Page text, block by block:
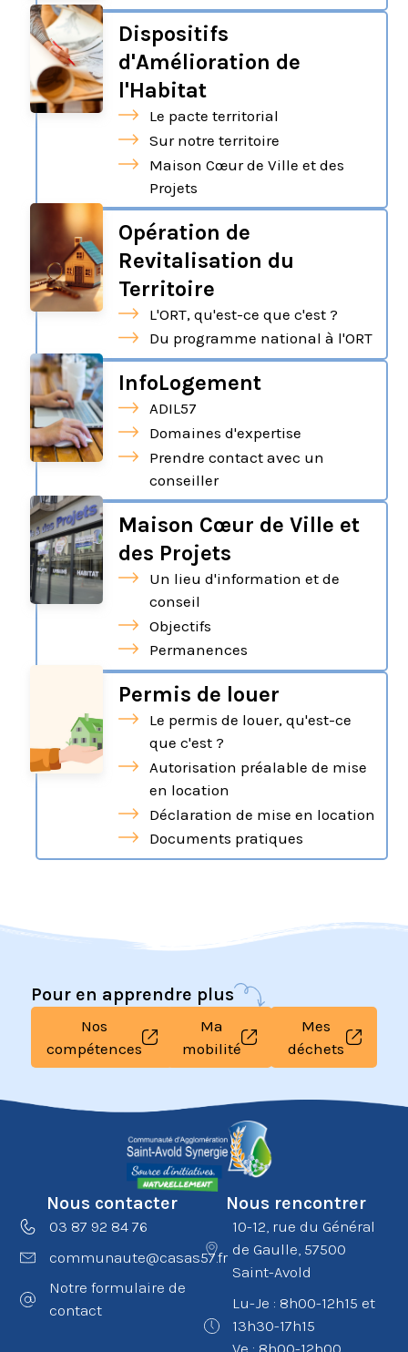
Dispositifs
d'Amélioration de
l'Habitat
Le pacte territorial
Sur notre territoire
Maison Cœur de Ville et des
Projets
Opération de
Revitalisation du
Territoire
L'ORT, qu'est-ce que c'est ?
Du programme national à l'ORT
InfoLogement
ADIL57
Domaines d'expertise
Prendre contact avec un
conseiller
Maison Cœur de Ville et
des Projets
Un lieu d'information et de
conseil
Objectifs
Permanences
Permis de louer
Le permis de louer, qu'est-ce
que c'est ?
Autorisation préalable de mise
en location
Déclaration de mise en location
Documents pratiques
Pour en apprendre plus
Nos
compétences
Ma
mobilité
Mes
déchets
Nous contacter
03 87 92 84 76
communaute@casas57.fr
Notre formulaire de
contact
Nous rencontrer
10-12, rue du Général
de Gaulle, 57500
Saint-Avold
Lu-Je : 8h00-12h15 et
13h30-17h15
Ve : 8h00-12h00